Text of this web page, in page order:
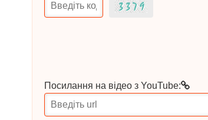
Посилання на відео з YouTube: